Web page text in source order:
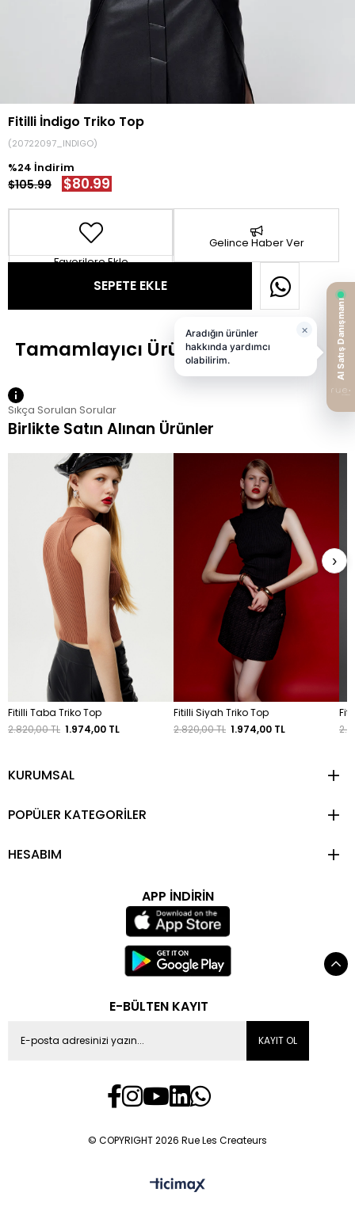
Fitilli İndigo Triko Top
(20722097_INDIGO)
24
$105.99 $80.99
Favorilere Ekle
Gelince Haber Ver
Sıkça Sorulan Sorular
Birlikte Satın Alınan Ürünler
Fitilli Taba Triko Top
2.820,00 TL 1.974,00 TL
Fitilli Siyah Triko Top
2.820,00 TL 1.974,00 TL
›
KURUMSAL
POPÜLER KATEGORİLER
HESABIM
APP İNDİRİN
E-BÜLTEN KAYIT
KAYIT OL
© COPYRIGHT 2026 Rue Les Createurs